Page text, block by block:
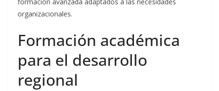
organizacionales.
Formación académica
para el desarrollo
regional